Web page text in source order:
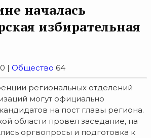
началась
избирательная
| Общество 64
региональных отделений
могут официально
на пост главы региона.
области провел заседание, на
оргвопросы и подготовка к